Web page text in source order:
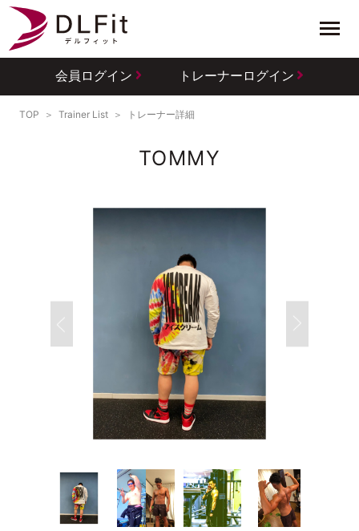
会員ログイン トレーナーログイン
TOP Trainer List トレーナー詳細
TOMMY